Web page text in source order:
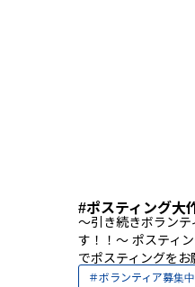
#ポスティング大
～引き続きボランテ
す！！～ ポスティ
でポスティングをお
ボランティア募集中